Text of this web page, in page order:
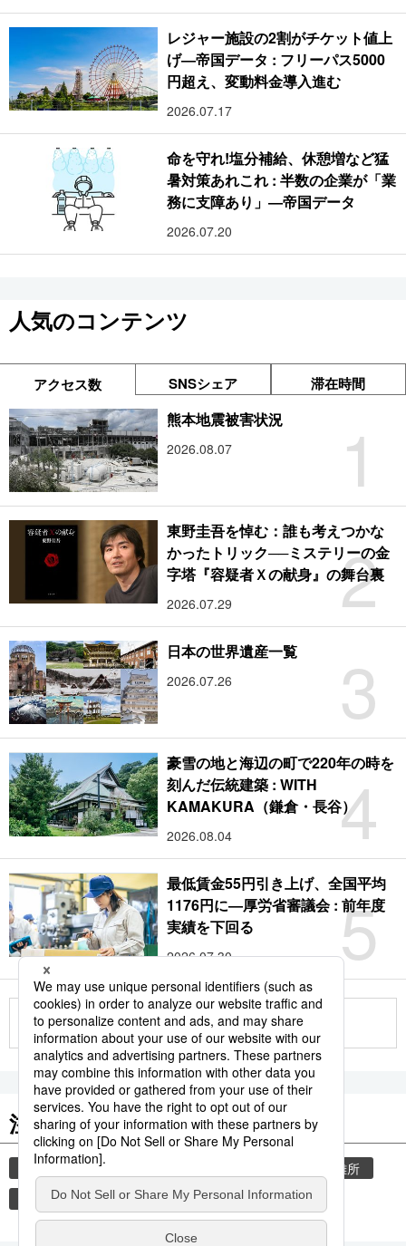
レジャー施設の2割がチケット値上
げ―帝国データ : フリーパス5000
円超え、変動料金導入進む
2026.07.17
命を守れ!塩分補給、休憩増など猛
暑対策あれこれ : 半数の企業が「業
務に支障あり」―帝国データ
2026.07.20
人気のコンテンツ
アクセス数 SNSシェア 滞在時間
1
熊本地震被害状況
2026.08.07
2
東野圭吾を悼む：誰も考えつかな
かったトリック──ミステリーの金
字塔『容疑者Ｘの献身』の舞台裏
2026.07.29
3
日本の世界遺産一覧
2026.07.26
4
豪雪の地と海辺の町で220年の時を
刻んだ伝統建築 : WITH
KAMAKURA（鎌倉・長谷）
2026.08.04
5
最低賃金55円引き上げ、全国平均
1176円に―厚労省審議会 : 前年度
実績を下回る
2026.07.30
もっと見る
注目のキーワード
共同通信ニュース
避難所
自然災害
観光 気象庁 旅